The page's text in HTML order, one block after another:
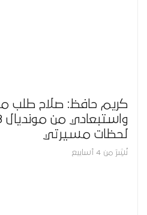
كريم حافظ: صلاح طلب
لحظات مسيرتي
نُشِرَ من 4 أسابيع